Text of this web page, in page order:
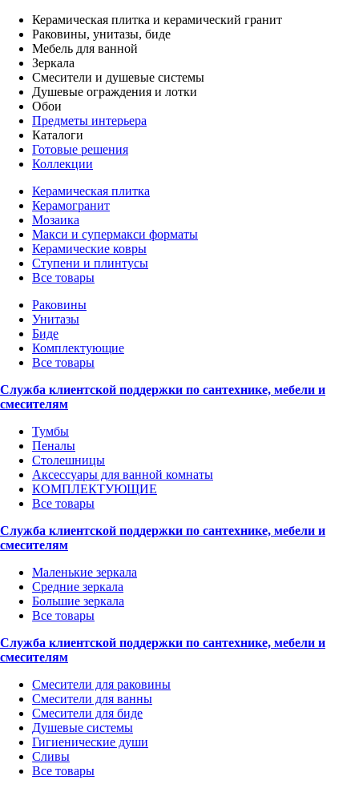
Керамическая плитка и керамический гранит
Раковины, унитазы, биде
Мебель для ванной
Зеркала
Смесители и душевые системы
Душевые ограждения и лотки
Обои
Предметы интерьера
Каталоги
Готовые решения
Коллекции
Керамическая плитка
Керамогранит
Мозаика
Макси и супермакси форматы
Керамические ковры
Ступени и плинтусы
Все товары
Раковины
Унитазы
Биде
Комплектующие
Все товары
Служба клиентской поддержки по сантехнике, мебели и
смесителям
Тумбы
Пеналы
Столешницы
Аксессуары для ванной комнаты
КОМПЛЕКТУЮЩИЕ
Все товары
Служба клиентской поддержки по сантехнике, мебели и
смесителям
Маленькие зеркала
Средние зеркала
Большие зеркала
Все товары
Служба клиентской поддержки по сантехнике, мебели и
смесителям
Смесители для раковины
Смесители для ванны
Смесители для биде
Душевые системы
Гигиенические души
Сливы
Все товары